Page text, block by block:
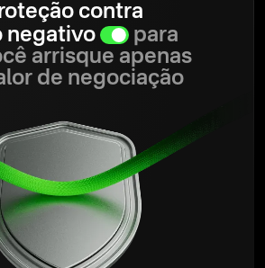
contra
negativo
para
arrisque apenas
de negociação